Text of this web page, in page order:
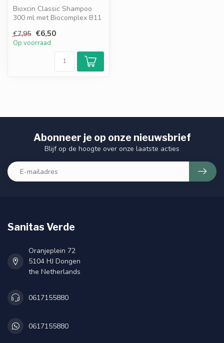
Bioxcin Classic Shampoo
300 ml met Biocomplex B11
vermindere...
€7,95 €6,50
Op voorraad
Abonneer je op onze nieuwsbrief
Blijf op de hoogte over onze laatste acties
Sanitas Verde
Oranjeplein 72
5104 HJ Dongen
the Netherlands
0617155880
0617155880